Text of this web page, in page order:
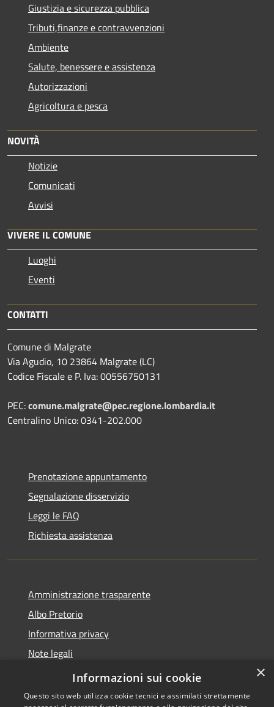
Giustizia e sicurezza pubblica
Tributi,finanze e contravvenzioni
Ambiente
Salute, benessere e assistenza
Autorizzazioni
Agricoltura e pesca
NOVITÀ
Notizie
Comunicati
Avvisi
VIVERE IL COMUNE
Luoghi
Eventi
CONTATTI
Comune di Malgrate
Via Agudio, 10 23864 Malgrate (LC)
Codice Fiscale e P. Iva: 00556750131
PEC:comune.malgrate@pec.regione.lombardia.it
Centralino Unico: 0341-202.000
Prenotazione appuntamento
Segnalazione disservizio
Leggi le FAQ
Richiesta assistenza
Amministrazione trasparente
Albo Pretorio
Informativa privacy
Note legali
Dichiarazione di accessibilità
×
Informazioni sui cookie
Questo sito web utilizza cookie tecnici e assimilati strettamente